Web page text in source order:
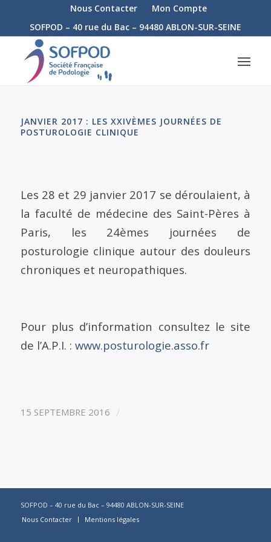
Nous Contacter
Mon Compte
SOFPOD – 40 rue du Bac – 94480 ABLON-SUR-SEINE
JANVIER 2017 : LES XXIVÈMES JOURNÉES DE
POSTUROLOGIE CLINIQUE
Les 28 et 29 janvier 2017 se déroulaient, à
la faculté de médecine des Saint-Pères à
Paris, les 24èmes journées de
posturologie clinique autour des douleurs
chroniques et neuropathiques.
Pour plus d’information consultez le site
de l’A.P.I. : www.posturologie.asso.fr
15 SEPTEMBRE 2016 /
SOFPOD – 40 rue du Bac – 94480 ABLON-SUR-SEINE
Nous Contacter
Mentions légales